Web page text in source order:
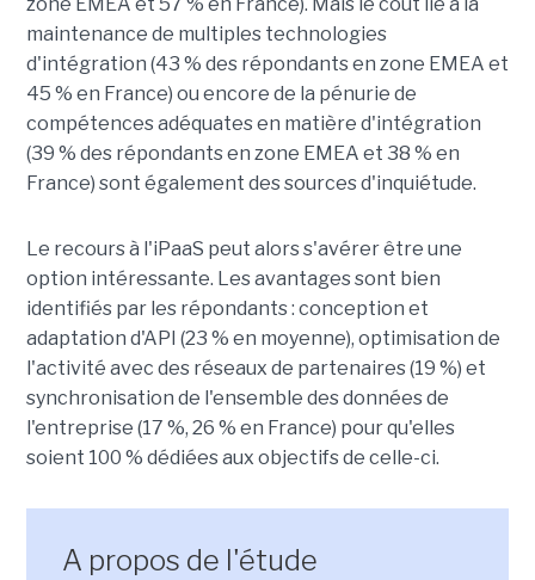
zone EMEA et 57 % en France). Mais le coût lié à la
maintenance de multiples technologies
d'intégration (43 % des répondants en zone EMEA et
45 % en France) ou encore de la pénurie de
compétences adéquates en matière d'intégration
(39 % des répondants en zone EMEA et 38 % en
France) sont également des sources d'inquiétude.
Le recours à l'iPaaS peut alors s'avérer être une
option intéressante. Les avantages sont bien
identifiés par les répondants : conception et
adaptation d'API (23 % en moyenne), optimisation de
l'activité avec des réseaux de partenaires (19 %) et
synchronisation de l'ensemble des données de
l'entreprise (17 %, 26 % en France) pour qu'elles
soient 100 % dédiées aux objectifs de celle-ci.
A propos de l'étude